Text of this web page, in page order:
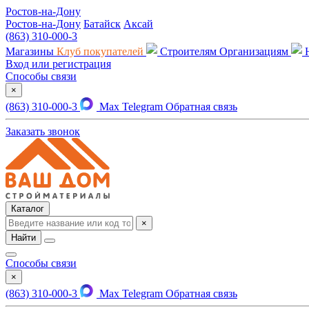
Ростов-на-Дону
Ростов-на-Дону Батайск Аксай
(863) 310-000-3
Магазины Клуб покупателей Строителям Организациям
Вход или регистрация
Способы связи
×
(863) 310-000-3 Max Telegram Обратная связь
Заказать звонок
Каталог
×
Найти
Способы связи
×
(863) 310-000-3 Max Telegram Обратная связь